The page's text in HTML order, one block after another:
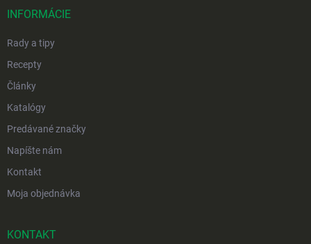
INFORMÁCIE
Rady a tipy
Recepty
Články
Katalógy
Predávané značky
Napíšte nám
Kontakt
Moja objednávka
KONTAKT